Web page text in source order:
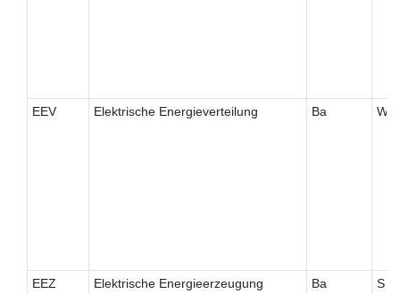
EEV Elektrische Energieverteilung Ba W
EEZ Elektrische Energieerzeugung Ba S